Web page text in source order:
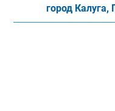
город Калуга,